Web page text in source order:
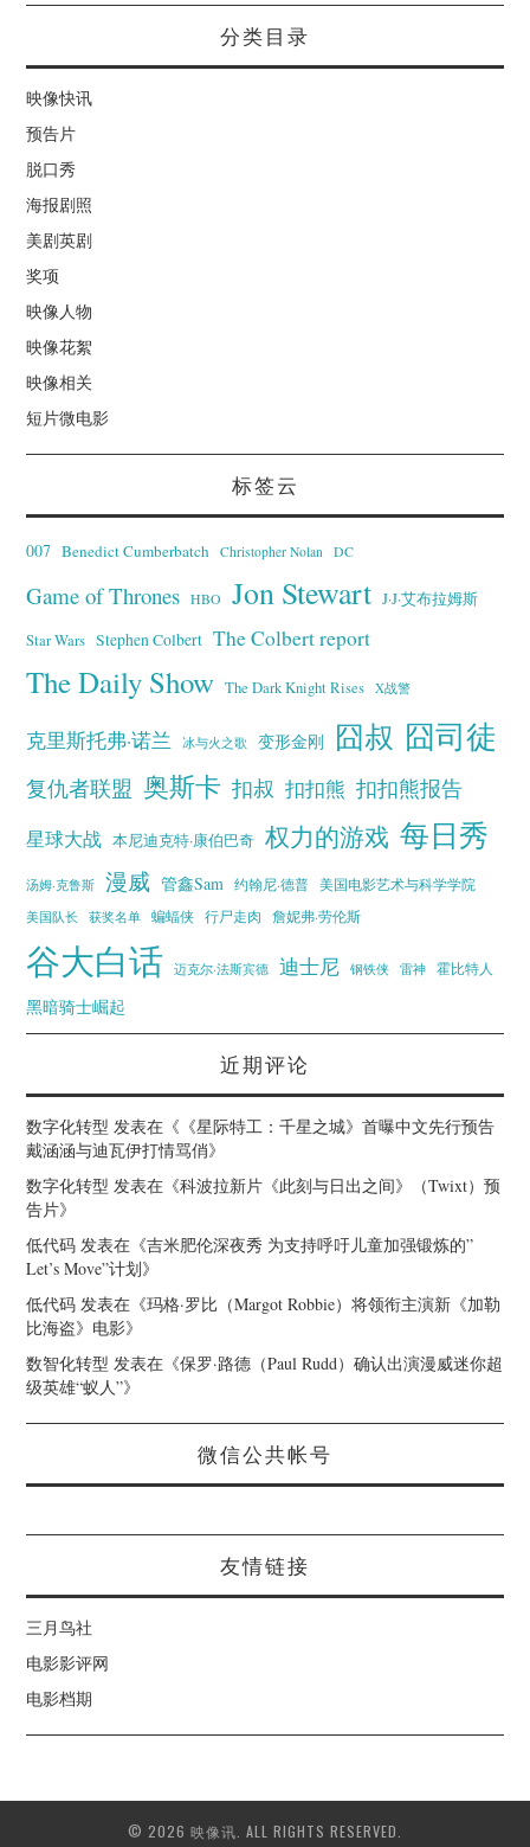
分类目录
映像快讯
预告片
脱口秀
海报剧照
美剧英剧
奖项
映像人物
映像花絮
映像相关
短片微电影
标签云
007 Benedict Cumberbatch Christopher Nolan DC
Game of Thrones HBO Jon Stewart J·J·艾布拉姆斯
Star Wars Stephen Colbert The Colbert report
The Daily Show The Dark Knight Rises X战警
克里斯托弗·诺兰 冰与火之歌 变形金刚 囧叔 囧司徒
复仇者联盟 奥斯卡 扣叔 扣扣熊 扣扣熊报告
星球大战 本尼迪克特·康伯巴奇 权力的游戏 每日秀
汤姆·克鲁斯 漫威 管鑫Sam 约翰尼·德普
美国电影艺术与科学学院
美国队长
获奖名单 蝙蝠侠 行尸走肉 詹妮弗·劳伦斯
谷大白话 迈克尔·法斯宾德 迪士尼 钢铁侠 雷神 霍比特人
黑暗骑士崛起
近期评论
数字化转型 发表在《 《星际特工：千星之城》首曝中文先行预告
戴涵涵与迪瓦伊打情骂俏》
数字化转型 发表在《科波拉新片《此刻与日出之间》（Twixt）预
告片》
低代码 发表在《吉米肥伦深夜秀 为支持呼吁儿童加强锻炼的”
Let’s Move”计划》
低代码 发表在《玛格·罗比（Margot Robbie）将领衔主演新《加勒
比海盗》电影》
数智化转型 发表在《保罗·路德（Paul Rudd）确认出演漫威迷你超
级英雄“蚁人”》
微信公共帐号
友情链接
三月鸟社
电影影评网
电影档期
© 2026 映像讯. ALL RIGHTS RESERVED.